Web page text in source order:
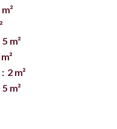
5 m²
2 m²
5 m²